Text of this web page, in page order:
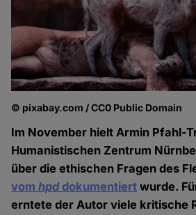
© pixabay.com / CC0 Public Domain
Im November hielt Armin Pfahl-
Humanistischen Zentrum
über die ethischen Fragen des
vomhpddokumentiert wurde.
erntete der Autor viele kritische